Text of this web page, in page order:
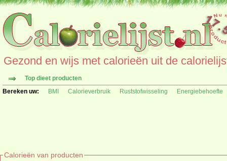
Gezond en wijs met calorieën uit de
Top dieet producten
Bereken uw:
BMI Calorieverbruik Ruststofwisseling Energiebehoefte
Calorieën van producten